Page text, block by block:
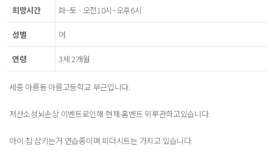
희망시간 화~토 - 오전10시~오후6시
성별 여
연령 3세 2개월
세종 아름동 아름고등학교 부근입니다.
저산소성뇌손상 이벤트로인해 현재 홈벤트 위루관하고있습니다.
아이 침 삼키는거 연습중이며 피더시트는 가지고 있습니다.